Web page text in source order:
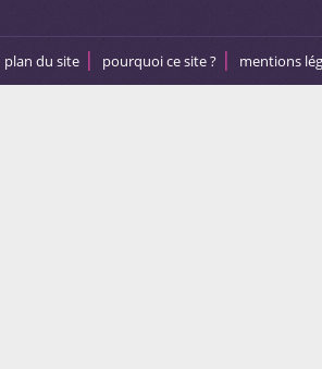
plan du site pourquoi ce site ? mentions